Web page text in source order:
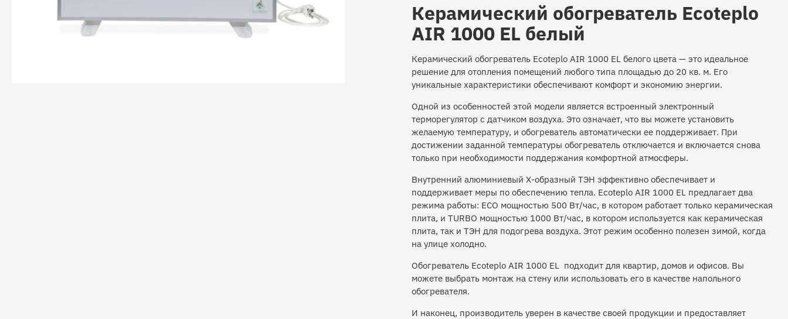
Керамический обогреватель Ecoteplo
AIR 1000 EL белый
Керамический обогреватель Ecoteplo AIR 1000 EL белого цвета — это идеальное
решение для отопления помещений любого типа площадью до 20 кв. м. Его
уникальные характеристики обеспечивают комфорт и экономию энергии.
Одной из особенностей этой модели является встроенный электронный
терморегулятор с датчиком воздуха. Это означает, что вы можете установить
желаемую температуру, и обогреватель автоматически ее поддерживает. При
достижении заданной температуры обогреватель отключается и включается снова
только при необходимости поддержания комфортной атмосферы.
Внутренний алюминиевый Х-образный ТЭН эффективно обеспечивает и
поддерживает меры по обеспечению тепла. Ecoteplo AIR 1000 EL предлагает два
режима работы: ECO мощностью 500 Вт/час, в котором работает только керамическая
плита, и TURBO мощностью 1000 Вт/час, в котором используется как керамическая
плита, так и ТЭН для подогрева воздуха. Этот режим особенно полезен зимой, когда
на улице холодно.
Обогреватель Ecoteplo AIR 1000 EL подходит для квартир, домов и офисов. Вы
можете выбрать монтаж на стену или использовать его в качестве напольного
обогревателя.
И наконец, производитель уверен в качестве своей продукции и предоставляет